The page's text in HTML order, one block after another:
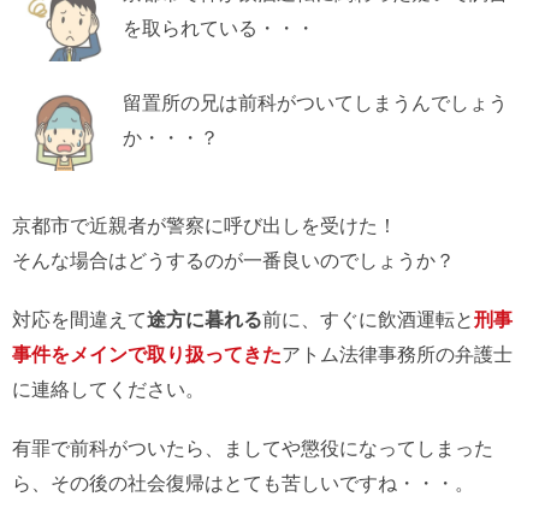
を取られている・・・
留置所の兄は前科がついてしまうんでしょう
か・・・？
京都市で近親者が警察に呼び出しを受けた！
そんな場合はどうするのが一番良いのでしょうか？
対応を間違えて途方に暮れる前に、すぐに飲酒運転と刑事
事件をメインで取り扱ってきたアトム法律事務所の弁護士
に連絡してください。
有罪で前科がついたら、ましてや懲役になってしまった
ら、その後の社会復帰はとても苦しいですね・・・。